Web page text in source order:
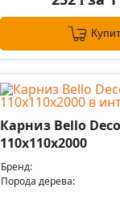
Карниз Bello
110х110х2000
Бренд:
Порода дерева: